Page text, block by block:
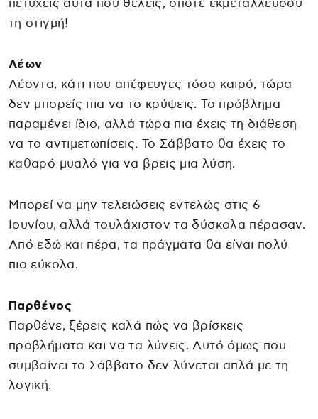
πετύχεις αυτά που θέλεις, οπότε εκμεταλλεύσου
τη στιγμή!
Λέων
Λέοντα, κάτι που απέφευγες τόσο καιρό, τώρα
δεν μπορείς πια να το κρύψεις. Το πρόβλημα
παραμένει ίδιο, αλλά τώρα πια έχεις τη διάθεση
να το αντιμετωπίσεις. Το Σάββατο θα έχεις το
καθαρό μυαλό για να βρεις μια λύση.
Μπορεί να μην τελειώσεις εντελώς στις 6
Ιουνίου, αλλά τουλάχιστον τα δύσκολα πέρασαν.
Από εδώ και πέρα, τα πράγματα θα είναι πολύ
πιο εύκολα.
Παρθένος
Παρθένε, ξέρεις καλά πώς να βρίσκεις
προβλήματα και να τα λύνεις. Αυτό όμως που
συμβαίνει το Σάββατο δεν λύνεται απλά με τη
λογική.